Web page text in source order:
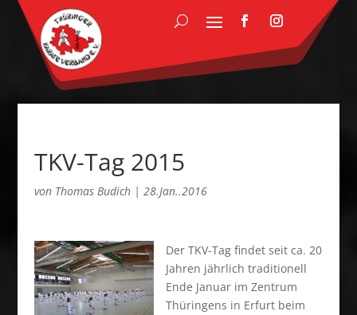
TKV-Tag 2015
von Thomas Budich| 28.Jan..2016
Der TKV-Tag findet seit ca. 20
Jahren jährlich traditionell
Ende Januar im Zentrum
Thüringens in Erfurt beim